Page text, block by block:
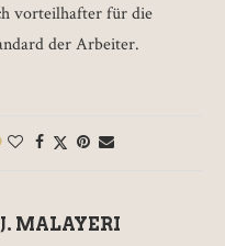
vorteilhafter für die
der Arbeiter.
MALAYERI